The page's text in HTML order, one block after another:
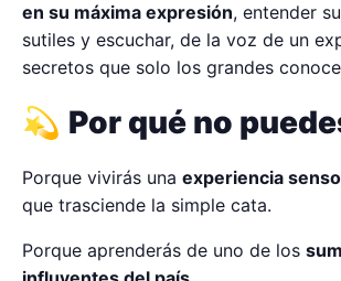
en su máxima expresión, entender
sutiles y escuchar, de la voz de un
secretos que solo los grandes
💫 Por qué no
Porque vivirás una experiencia
que trasciende la simple cata.
Porque aprenderás de uno de los